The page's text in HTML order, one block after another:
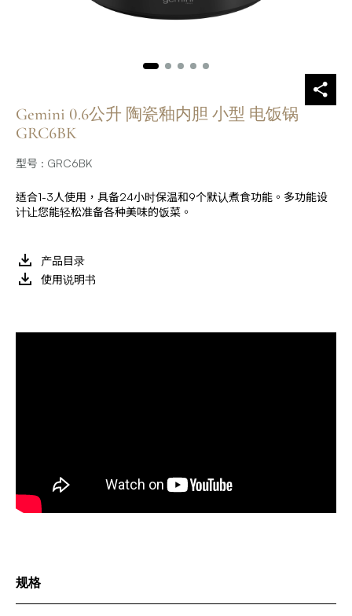
Gemini 0.6公升 陶瓷釉内胆 小型 电饭锅
GRC6BK
型号 : GRC6BK
适合1-3人使用，具备24小时保温和9个默认煮食功能。多功能设
计让您能轻松准备各种美味的饭菜。
产品目录
使用说明书
规格